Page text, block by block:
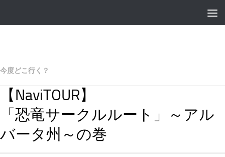
今度どこ行く？
【NaviTOUR】
「恐竜サークルルート」～アル
バータ州～の巻